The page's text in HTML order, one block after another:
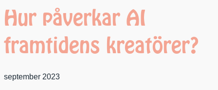
Hur påverkar AI
framtidens kreatörer?
september 2023